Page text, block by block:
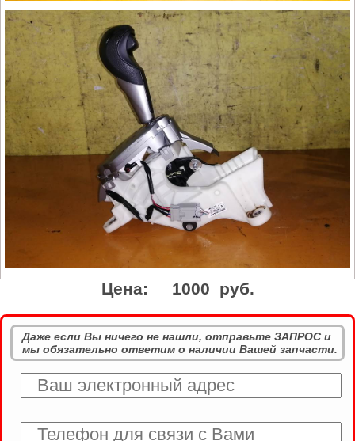
Цена: 1000 руб.
Даже если Вы ничего не нашли, отправьте ЗАПРОС и
мы обязательно ответим о наличии Вашей запчасти.